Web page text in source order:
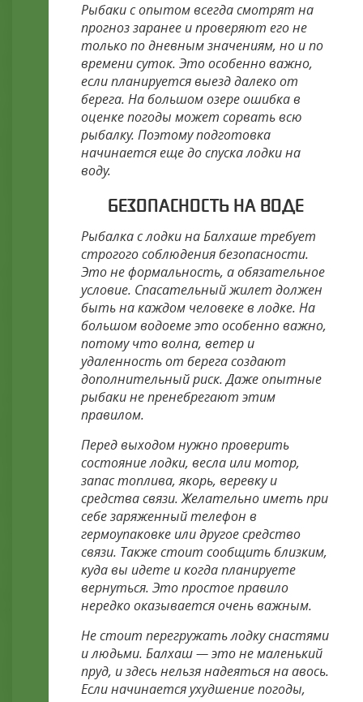
Рыбаки с опытом всегда смотрят на
прогноз заранее и проверяют его не
только по дневным значениям, но и по
времени суток. Это особенно важно,
если планируется выезд далеко от
берега. На большом озере ошибка в
оценке погоды может сорвать всю
рыбалку. Поэтому подготовка
начинается еще до спуска лодки на
воду.
БЕЗОПАСНОСТЬ НА ВОДЕ
Рыбалка с лодки на Балхаше требует
строгого соблюдения безопасности.
Это не формальность, а обязательное
условие. Спасательный жилет должен
быть на каждом человеке в лодке. На
большом водоеме это особенно важно,
потому что волна, ветер и
удаленность от берега создают
дополнительный риск. Даже опытные
рыбаки не пренебрегают этим
правилом.
Перед выходом нужно проверить
состояние лодки, весла или мотор,
запас топлива, якорь, веревку и
средства связи. Желательно иметь при
себе заряженный телефон в
гермоупаковке или другое средство
связи. Также стоит сообщить близким,
куда вы идете и когда планируете
вернуться. Это простое правило
нередко оказывается очень важным.
Не стоит перегружать лодку снастями
и людьми. Балхаш — это не маленький
пруд, и здесь нельзя надеяться на авось.
Если начинается ухудшение погоды,